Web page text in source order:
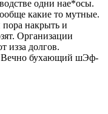
одни нае*осы.
какие то мутные.
накрыть и
Организации
изза долгов.
Вечно бухающий шЭф-